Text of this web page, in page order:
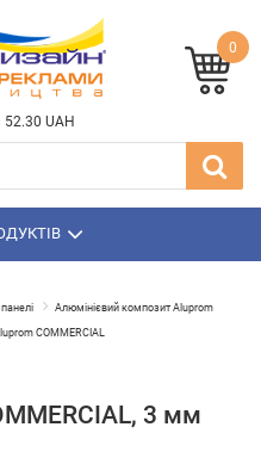
52.30 UAH
0
Алюмінієвий композит Aluprom
COMMERCIAL
3 мм